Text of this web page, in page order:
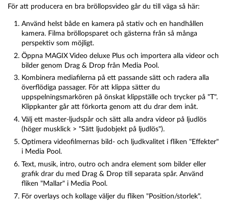
För att producera en bra bröllopsvideo går du till väga så här:
Använd helst både en kamera på stativ och en handhållen
kamera. Filma bröllopsparet och gästerna från så många
perspektiv som möjligt.
Öppna MAGIX Video deluxe Plus och importera alla videor och
bilder genom Drag & Drop från Media Pool.
Kombinera mediafilerna på ett passande sätt och radera alla
överflödiga passager. För att klippa sätter du
uppspelningsmarkören på önskat klippställe och trycker på "T".
Klippkanter går att förkorta genom att du drar dem inåt.
Välj ett master-ljudspår och sätt alla andra videor på ljudlös
(höger musklick > "Sätt ljudobjekt på ljudlös").
Optimera videofilmernas bild- och ljudkvalitet i fliken "Effekter"
i Media Pool.
Text, musik, intro, outro och andra element som bilder eller
grafik drar du med Drag & Drop till separata spår. Använd
fliken "Mallar" i Media Pool.
För overlays och kollage väljer du fliken "Position/storlek".